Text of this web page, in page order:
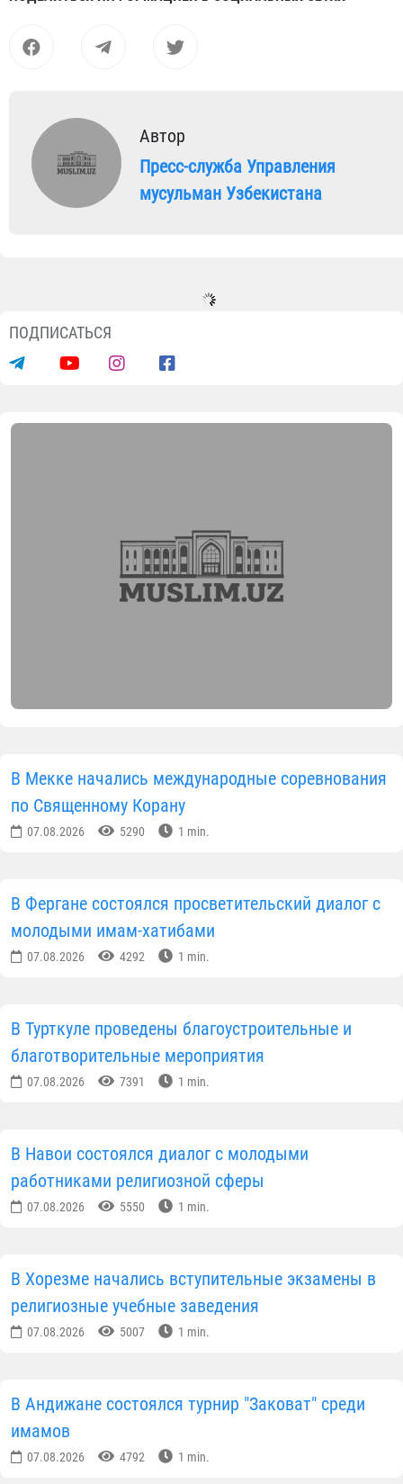
Автор
Пресс-служба Управления
мусульман Узбекистана
ПОДПИСАТЬСЯ
В Мекке начались международные соревнования
по Священному Корану
07.08.2026 5290 1 min.
В Фергане состоялся просветительский диалог с
молодыми имам-хатибами
07.08.2026 4292 1 min.
В Турткуле проведены благоустроительные и
благотворительные мероприятия
07.08.2026 7391 1 min.
В Навои состоялся диалог с молодыми
работниками религиозной сферы
07.08.2026 5550 1 min.
В Хорезме начались вступительные экзамены в
религиозные учебные заведения
07.08.2026 5007 1 min.
В Андижане состоялся турнир "Заковат" среди
имамов
07.08.2026 4792 1 min.